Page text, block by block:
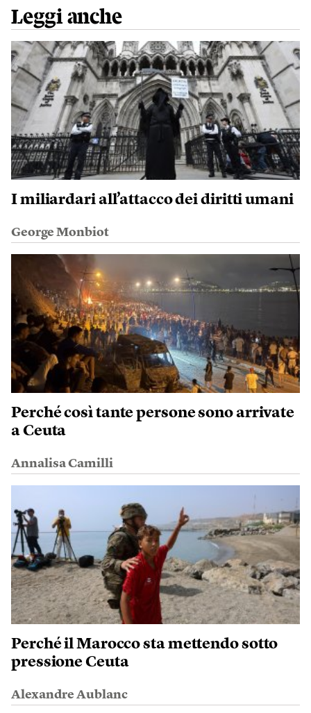
Leggi anche
I miliardari all’attacco dei diritti umani
George Monbiot
Perché così tante persone sono arrivate
a Ceuta
Annalisa Camilli
Perché il Marocco sta mettendo sotto
pressione Ceuta
Alexandre Aublanc